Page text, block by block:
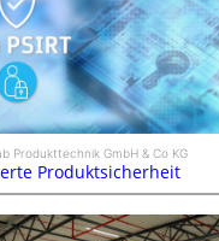
Produkttechnik GmbH & Co KG
Produktsicherheit